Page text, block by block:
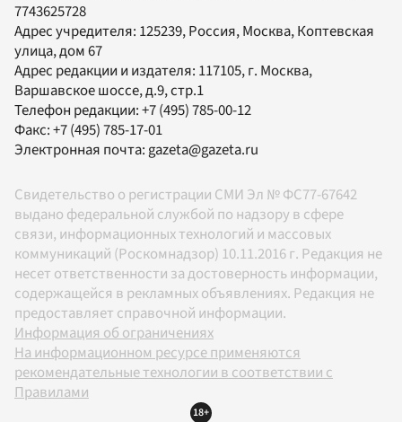
7743625728
Адрес учредителя: 125239, Россия, Москва, Коптевская
улица, дом 67
Адрес редакции и издателя: 117105, г. Москва,
Варшавское шоссе, д.9, стр.1
Телефон редакции:+7 (495) 785-00-12
Факс:+7 (495) 785-17-01
Электронная почта: gazeta@gazeta.ru
Свидетельство о регистрации СМИ Эл № ФС77-67642
выдано федеральной службой по надзору в сфере
связи, информационных технологий и массовых
коммуникаций (Роскомнадзор) 10.11.2016 г. Редакция не
несет ответственности за достоверность информации,
содержащейся в рекламных объявлениях. Редакция не
предоставляет справочной информации.
Информация об ограничениях
На информационном ресурсе применяются
рекомендательные технологии в соответствии с
Правилами
18+